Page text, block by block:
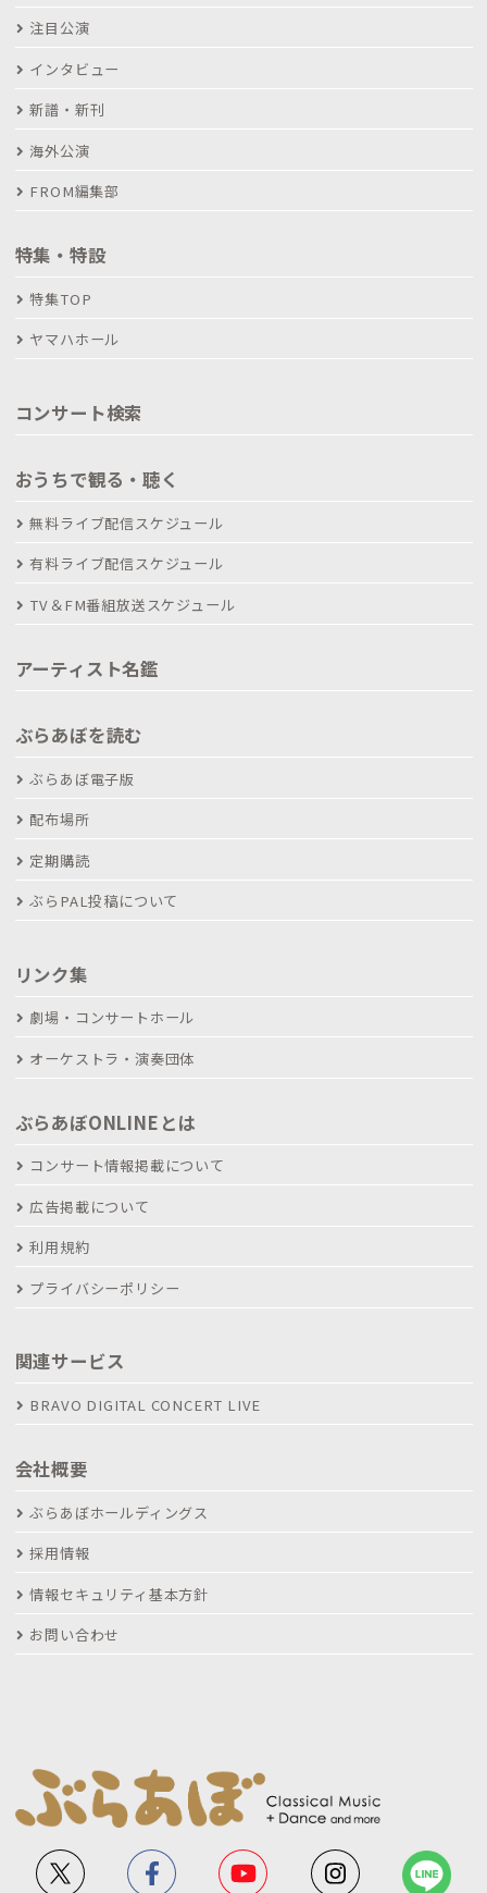
注目公演
インタビュー
新譜・新刊
海外公演
FROM編集部
特集・特設
特集TOP
ヤマハホール
コンサート検索
おうちで観る・聴く
無料ライブ配信スケジュール
有料ライブ配信スケジュール
TV＆FM番組放送スケジュール
アーティスト名鑑
ぶらあぼを読む
ぶらあぼ電子版
配布場所
定期購読
ぶらPAL投稿について
リンク集
劇場・コンサートホール
オーケストラ・演奏団体
ぶらあぼONLINEとは
コンサート情報掲載について
広告掲載について
利用規約
プライバシーポリシー
関連サービス
BRAVO DIGITAL CONCERT LIVE
会社概要
ぶらあぼホールディングス
採用情報
情報セキュリティ基本方針
お問い合わせ